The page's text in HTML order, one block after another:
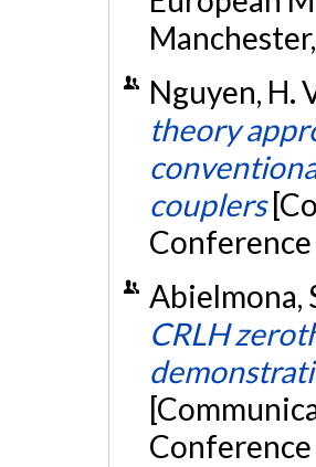
Nguyen, H.
theory
couplers
Conference
Abielmona,
CRLH
Conference